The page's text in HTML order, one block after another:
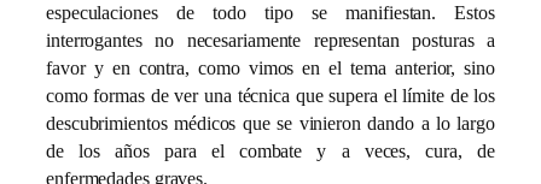
especulaciones de todo tipo se manifiestan. Estos
interrogantes no necesariamente representan posturas a
favor y en contra, como vimos en el tema anterior, sino
como formas de ver una técnica que supera el límite de los
descubrimientos médicos que se vinieron dando a lo largo
de los años para el combate y a veces, cura, de
enfermedades graves.